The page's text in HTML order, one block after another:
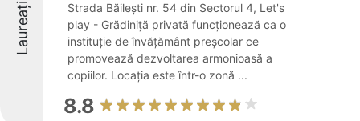
Laureați
Strada Băilești nr. 54 din Sectorul 4, Let's
play - Grădiniță privată funcționează ca o
instituție de învățământ preșcolar ce
promovează dezvoltarea armonioasă a
copiilor. Locația este într-o zonă ...
8.8